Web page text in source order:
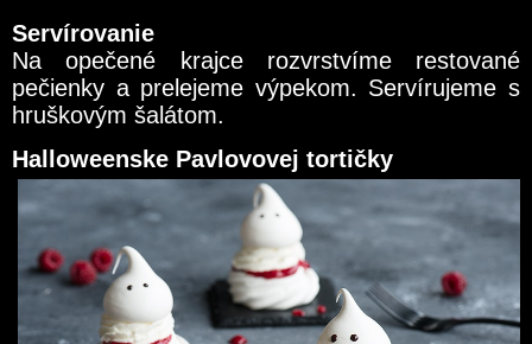
Servírovanie
Na opečené krajce rozvrstvíme restované
pečienky a prelejeme výpekom. Servírujeme s
hruškovým šalátom.
Halloweenske Pavlovovej tortičky